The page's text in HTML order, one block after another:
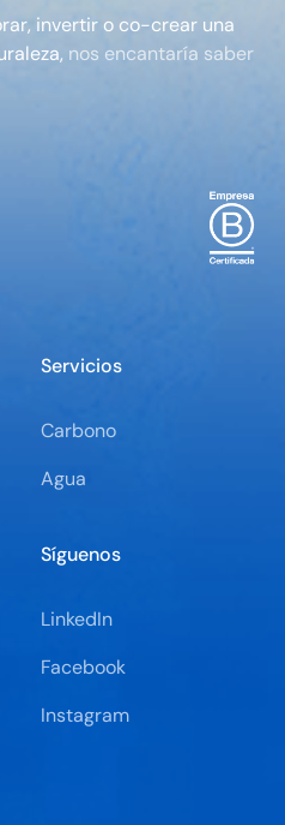
invertir o co-crear una
nos encantaría saber
Servicios
Carbono
Agua
Síguenos
LinkedIn
Facebook
Instagram